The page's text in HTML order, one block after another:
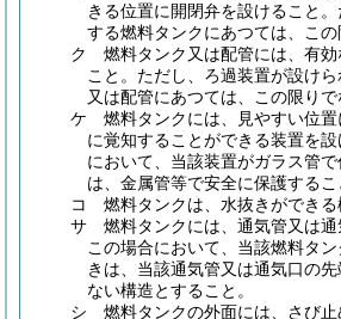
きる位置に開閉弁を設けること。
する燃料タンクにあつては、この
ク
燃料タンク又は配管には、有
こと。 ただし、ろ過装置が設け
又は配管にあつては、この限りで
ケ
燃料タンクには、見やすい位
に覚知することができる装置を設
において、当該装置がガラス管
は、金属管等で安全に保護するこ
コ
燃料タンクは、水抜きができる
サ
燃料タンクには、通気管又は通
この場合において、当該燃料タ
きは、当該通気管又は通気口の
ない構造とすること。
シ
燃料タンクの外面には、さび